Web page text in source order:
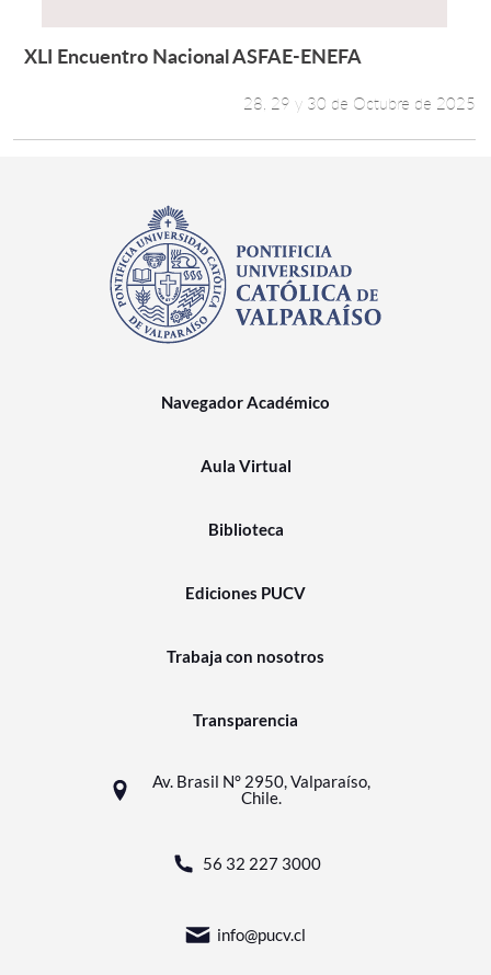
Leer más +
XLI Encuentro Nacional ASFAE-ENEFA
28, 29 y 30 de Octubre de 2025
Navegador Académico
Aula Virtual
Biblioteca
Ediciones PUCV
Trabaja con nosotros
Transparencia
Av. Brasil N° 2950, Valparaíso,
Chile.
56 32 227 3000
info@pucv.cl